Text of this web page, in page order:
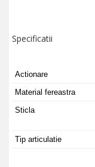
Specificatii
Actionare
Material fereastra
Sticla
Tip articulatie